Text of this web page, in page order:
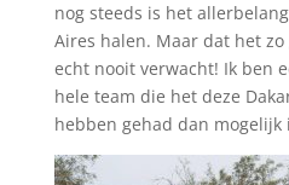
nog steeds is het
Aires halen. Maar dat het
echt nooit verwacht! Ik ben
hele team die het deze
hebben gehad dan mogelijk